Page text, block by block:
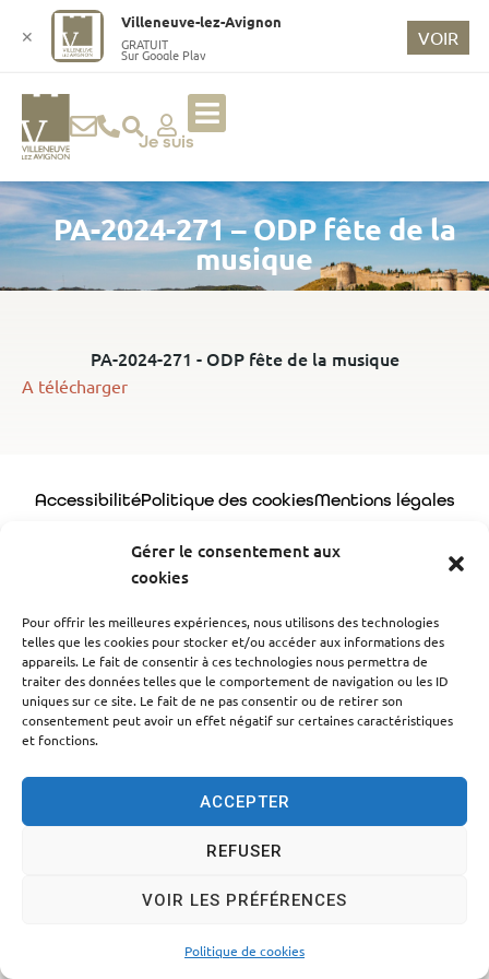
Gérer le consentement aux
cookies
Pour offrir les meilleures expériences, nous utilisons des technologies
telles que les cookies pour stocker et/ou accéder aux informations des
appareils. Le fait de consentir à ces technologies nous permettra de
traiter des données telles que le comportement de navigation ou les ID
uniques sur ce site. Le fait de ne pas consentir ou de retirer son
consentement peut avoir un effet négatif sur certaines caractéristiques
et fonctions.
ACCEPTER
REFUSER
VOIR LES PRÉFÉRENCES
Politique de cookies
ri
n
ci
Je suis
PA-2024-271 – ODP fête de la
musique
PA-2024-271 - ODP fête de la musique
A télécharger
AccessibilitéPolitique des cookiesMentions légales
© 2024 - Propulsé par Utopia
✕
Villeneuve-lez-Avignon
GRATUIT
Sur Google Play
VOIR